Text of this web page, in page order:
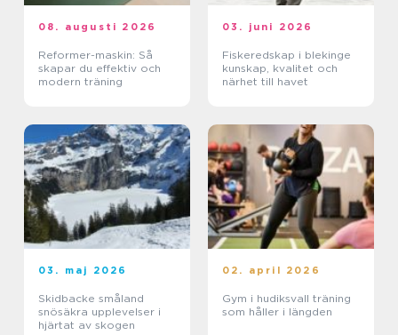
08. augusti 2026
Reformer-maskin: Så
skapar du effektiv och
modern träning
03. juni 2026
Fiskeredskap i blekinge
kunskap, kvalitet och
närhet till havet
03. maj 2026
Skidbacke småland
snösäkra upplevelser i
hjärtat av skogen
02. april 2026
Gym i hudiksvall träning
som håller i längden